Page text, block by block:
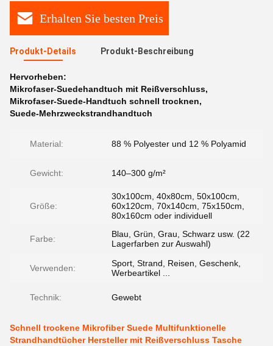
Erhalten Sie besten Preis
Produkt-Details Produkt-Beschreibung
Hervorheben:
Mikrofaser-Suedehandtuch mit Reißverschluss,
Mikrofaser-Suede-Handtuch schnell trocknen,
Suede-Mehrzweckstrandhandtuch
Material: 88 % Polyester und 12 % Polyamid
Gewicht: 140–300 g/m²
Größe:
30x100cm, 40x80cm, 50x100cm,
60x120cm, 70x140cm, 75x150cm,
80x160cm oder individuell
Farbe:
Blau, Grün, Grau, Schwarz usw. (22
Lagerfarben zur Auswahl)
Verwenden:
Sport, Strand, Reisen, Geschenk,
Werbeartikel ...
Technik: Gewebt
Schnell trockene Mikrofiber Suede Multifunktionelle
Strandhandtücher Hersteller mit Reißverschluss Tasche